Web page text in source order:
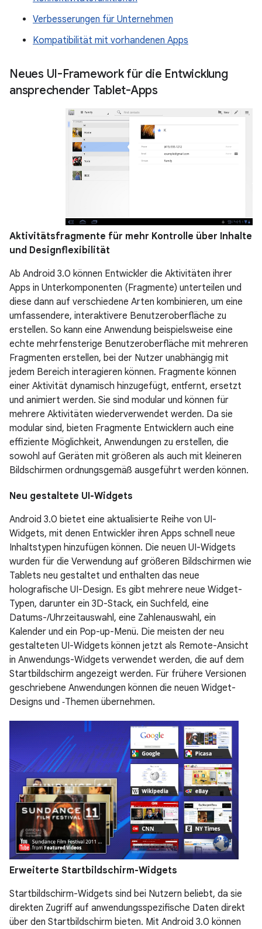
Verbesserungen für Unternehmen
Kompatibilität mit vorhandenen Apps
Neues UI-Framework für die Entwicklung
ansprechender Tablet-Apps
Aktivitätsfragmente für mehr Kontrolle über Inhalte
und Designflexibilität
Ab Android 3.0 können Entwickler die Aktivitäten ihrer
Apps in Unterkomponenten (Fragmente) unterteilen und
diese dann auf verschiedene Arten kombinieren, um eine
umfassendere, interaktivere Benutzeroberfläche zu
erstellen. So kann eine Anwendung beispielsweise eine
echte mehrfensterige Benutzeroberfläche mit mehreren
Fragmenten erstellen, bei der Nutzer unabhängig mit
jedem Bereich interagieren können. Fragmente können
einer Aktivität dynamisch hinzugefügt, entfernt, ersetzt
und animiert werden. Sie sind modular und können für
mehrere Aktivitäten wiederverwendet werden. Da sie
modular sind, bieten Fragmente Entwicklern auch eine
effiziente Möglichkeit, Anwendungen zu erstellen, die
sowohl auf Geräten mit größeren als auch mit kleineren
Bildschirmen ordnungsgemäß ausgeführt werden können.
Neu gestaltete UI-Widgets
Android 3.0 bietet eine aktualisierte Reihe von UI-
Widgets, mit denen Entwickler ihren Apps schnell neue
Inhaltstypen hinzufügen können. Die neuen UI-Widgets
wurden für die Verwendung auf größeren Bildschirmen wie
Tablets neu gestaltet und enthalten das neue
holografische UI-Design. Es gibt mehrere neue Widget-
Typen, darunter ein 3D-Stack, ein Suchfeld, eine
Datums-/Uhrzeitauswahl, eine Zahlenauswahl, ein
Kalender und ein Pop-up-Menü. Die meisten der neu
gestalteten UI-Widgets können jetzt als Remote-Ansicht
in Anwendungs-Widgets verwendet werden, die auf dem
Startbildschirm angezeigt werden. Für frühere Versionen
geschriebene Anwendungen können die neuen Widget-
Designs und ‑Themen übernehmen.
Erweiterte Startbildschirm-Widgets
Startbildschirm-Widgets sind bei Nutzern beliebt, da sie
direkten Zugriff auf anwendungsspezifische Daten direkt
über den Startbildschirm bieten. Mit Android 3.0 können